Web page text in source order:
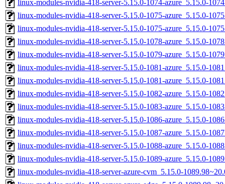
linux-modules-nvidia-418-server-5.15.0-1074-azure_5.15.0-
linux-modules-nvidia-418-server-5.15.0-1075-azure_5.15.0-
linux-modules-nvidia-418-server-5.15.0-1075-azure_5.15.0-
linux-modules-nvidia-418-server-5.15.0-1078-azure_5.15.0-
linux-modules-nvidia-418-server-5.15.0-1079-azure_5.15.0-
linux-modules-nvidia-418-server-5.15.0-1081-azure_5.15.0-
linux-modules-nvidia-418-server-5.15.0-1081-azure_5.15.0-
linux-modules-nvidia-418-server-5.15.0-1082-azure_5.15.0-
linux-modules-nvidia-418-server-5.15.0-1083-azure_5.15.0-
linux-modules-nvidia-418-server-5.15.0-1086-azure_5.15.0-
linux-modules-nvidia-418-server-5.15.0-1087-azure_5.15.0-
linux-modules-nvidia-418-server-5.15.0-1088-azure_5.15.0-
linux-modules-nvidia-418-server-5.15.0-1089-azure_5.15.0-
linux-modules-nvidia-418-server-azure-cvm_5.15.0-